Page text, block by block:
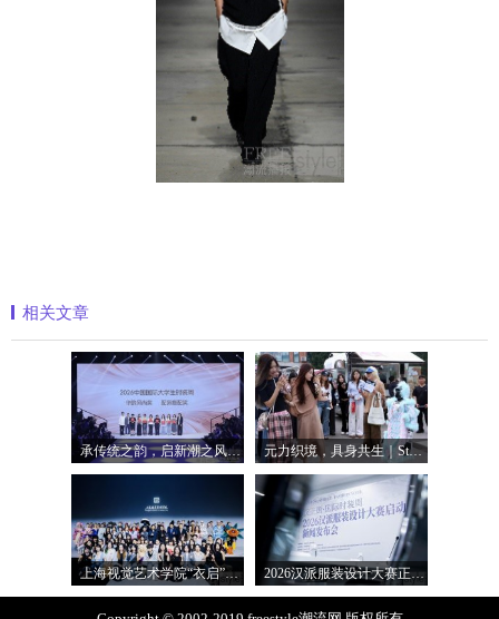
相关文章
承传统之韵，启新潮之风：闽江大学以“ 元力织境，具身共生｜Style3D特展亮相20
上海视觉艺术学院“衣启”主题发布，亮 2026汉派服装设计大赛正式启动，汉正街